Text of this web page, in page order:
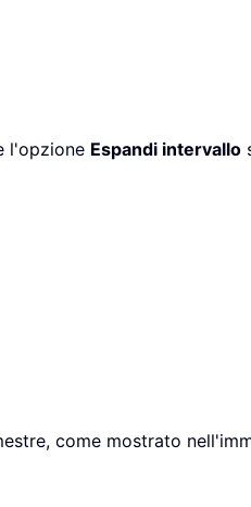
l'opzione Espandi intervallo
come mostrato